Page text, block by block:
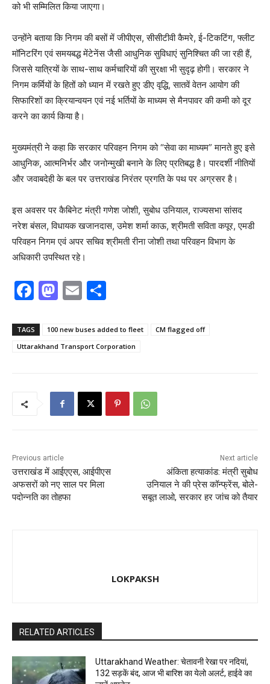
को भी सम्मिलित किया जाएगा।
उन्होंने बताया कि निगम की बसों में जीपीएस, सीसीटीवी कैमरे, ई-टिकटिंग, फ्लीट
मॉनिटरिंग एवं समयबद्ध मेंटेनेंस जैसी आधुनिक सुविधाएं सुनिश्चित की जा रही हैं,
जिससे यात्रियों के साथ-साथ कर्मचारियों की सुरक्षा भी सुदृढ़ होगी। सरकार ने
निगम कर्मियों के हितों को ध्यान में रखते हुए डीए वृद्धि, सातवें वेतन आयोग की
सिफारिशों का क्रियान्वयन एवं नई भर्तियों के माध्यम से मैनपावर की कमी को दूर
करने का कार्य किया है।
मुख्यमंत्री ने कहा कि सरकार परिवहन निगम को “सेवा का माध्यम” मानते हुए इसे
आधुनिक, आत्मनिर्भर और जनोन्मुखी बनाने के लिए प्रतिबद्ध है। पारदर्शी नीतियों
और जवाबदेही के बल पर उत्तराखंड निरंतर प्रगति के पथ पर अग्रसर है।
इस अवसर पर कैबिनेट मंत्री गणेश जोशी, सुबोध उनियाल, राज्यसभा सांसद
नरेश बंसल, विधायक खजानदास, उमेश शर्मा काऊ, श्रीमती सविता कपूर, एमडी
परिवहन निगम एवं अपर सचिव श्रीमती रीना जोशी तथा परिवहन विभाग के
अधिकारी उपस्थित रहे।
F
c
e
M
st
o
o
n
E
ai
l
ar
e
TAGS 100 new buses added to fleet
CM flagged off
Uttarakhand Transport Corporation
Previous article
उत्तराखंड में आईएएस, आईपीएस
अफसरों को नए साल पर मिला
पदोन्नति का तोहफा
Next article
अंकिता हत्याकांड: मंत्री सुबोध
उनियाल ने की प्रेस कॉन्फ्रेंस, बोले-
सबूत लाओ, सरकार हर जांच को तैयार
LOKPAKSH
RELATED ARTICLES
Uttarakhand Weather: चेतावनी रेखा पर नदियां,
132 सड़कें बंद, आज भी बारिश का येलो अलर्ट, हाईवे का